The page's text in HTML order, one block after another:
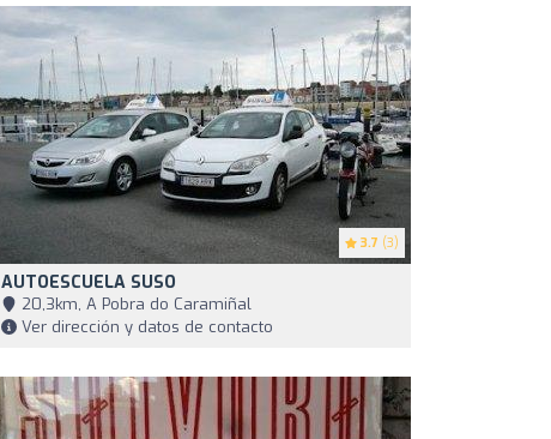
3.7 (3)
AUTOESCUELA SUSO
20,3km, A Pobra do Caramiñal
Ver dirección y datos de contacto